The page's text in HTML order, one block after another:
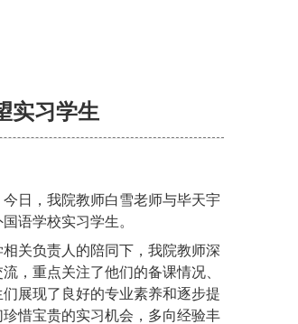
实习学生
日，我院教师白雪老师与毕天宇
语学校实习学生。
关负责人的陪同下， 我院教师深
，重点关注了他们的备课情况、
展现了良好的专业素养和逐步提
惜宝贵的实习机会，多向经验丰